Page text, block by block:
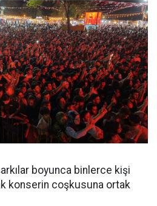
boyunca binlerce kişi
konserin coşkusuna ortak